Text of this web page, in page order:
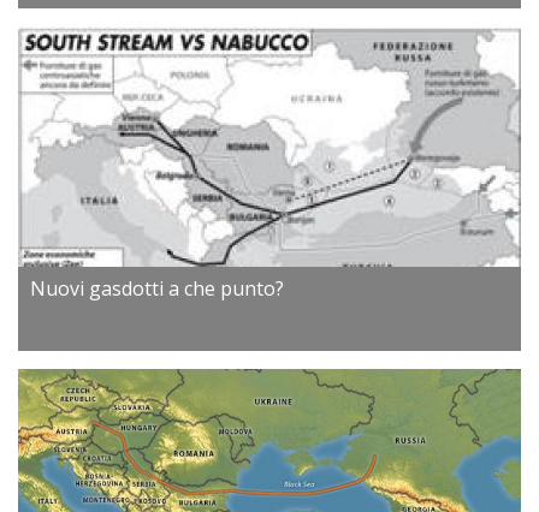
Nuovi gasdotti a che punto?